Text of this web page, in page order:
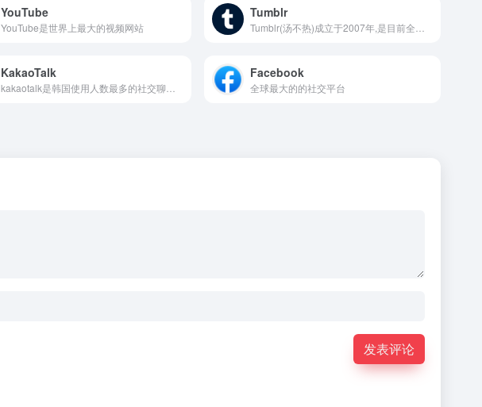
YouTube
YouTube是世界上最大的视频网站
Tumblr
KakaoTalk Facebook
全球最大的的社交平台
发表评论